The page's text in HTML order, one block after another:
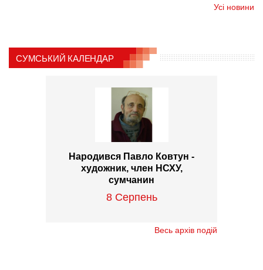
Усі новини
СУМСЬКИЙ КАЛЕНДАР
Народився Павло Ковтун -
художник, член НСХУ,
сумчанин
8 Серпень
Весь архів подій